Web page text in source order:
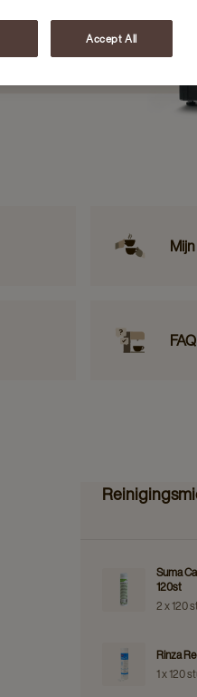
FAQ
Suma
120st
2 x 120
Rinza
1 x 120
Accept All